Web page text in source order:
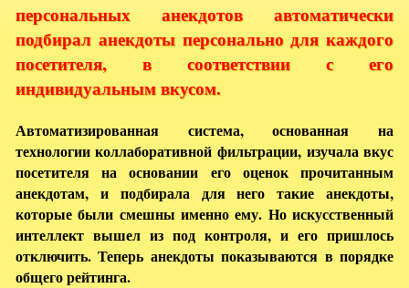
персональных анекдотов автоматически
подбирал анекдоты персонально для каждого
посетителя, в соответствии с его
индивидуальным вкусом.
Автоматизированная система, основанная на
технологии коллаборативной фильтрации, изучала вкус
посетителя на основании его оценок прочитанным
анекдотам, и подбирала для него такие анекдоты,
которые были смешны именно ему. Но искусственный
интеллект вышел из под контроля, и его пришлось
отключить. Теперь анекдоты показываются в порядке
общего рейтинга.